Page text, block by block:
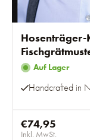
Hosenträger-
Auf Lager
Handcrafted in
€74,95
Inkl. MwSt.